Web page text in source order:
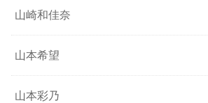
山崎和佳奈
山本希望
山本彩乃